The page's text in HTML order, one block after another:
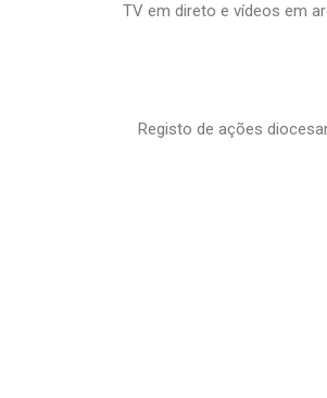
TV em direto e vídeos em
Registo de ações